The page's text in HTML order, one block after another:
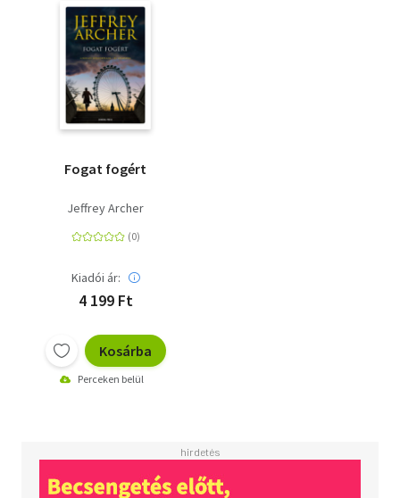
Fogat fogért
Jeffrey Archer
Kiadói ár:
4 199 Ft
Kosárba
Perceken belül